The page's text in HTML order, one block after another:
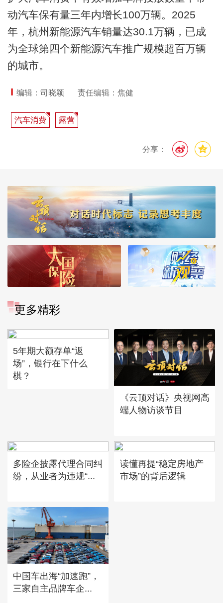
动汽车保有量三年内增长100万辆。2025
年，杭州新能源汽车销量达30.1万辆，已成
为全球第四个新能源汽车推广规模超百万辆
的城市。
编辑：司晓颖 责任编辑：焦健
汽车消费 露营
分享：
更多精彩
5年期大额存单“返
场”，银行在下什么
棋？
《云顶对话》央视网高
端人物访谈节目
多险企披露代理合同纠
纷，从业者为违规“...
读懂再提“稳定房地产
市场”的背后逻辑
中国车出海“加速跑”，
三家自主品牌车企...